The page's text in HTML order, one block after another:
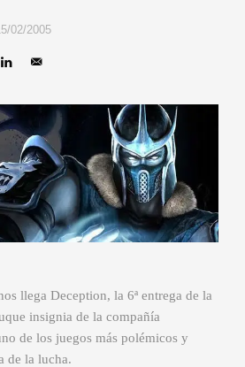
02/2005
llega Deception, la 6ª entrega de la
insignia de la compañía
de los juegos más polémicos y
de la lucha.